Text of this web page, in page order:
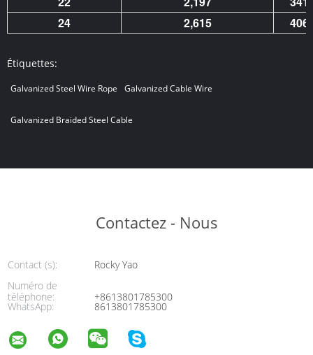
24
2,615
Étiquettes:
Galvanized Steel Wire Rope Galvanized Cable Wire
Galvanized Braided Steel Cable
Contactez - Nous
Contact (s):
Rocky Yao
Numéro de
téléphone:
+8613801785300
WhatsApp: 8613801785300